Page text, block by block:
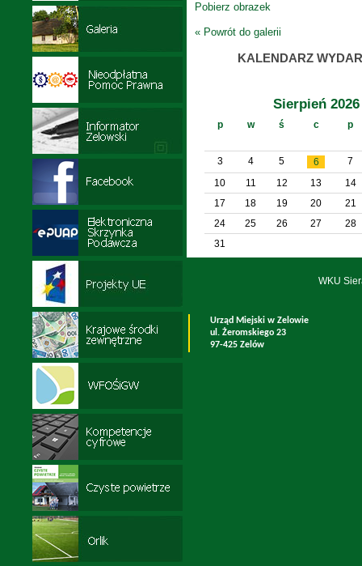
Pobierz obrazek
« Powrót do galerii
KALENDARZ
Sierpień 2026
p w ś c p
3 4 5 6
7
10
11 12 13
14
17
18 19 20
21
24
25 26 27
28
31
WKU
Urząd Miejski w Zelowie
ul. Żeromskiego 23
97-425 Zelów